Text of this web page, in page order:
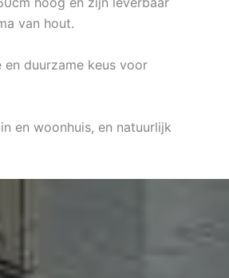
van hout.
duurzame keus voor
en woonhuis, en natuurlijk